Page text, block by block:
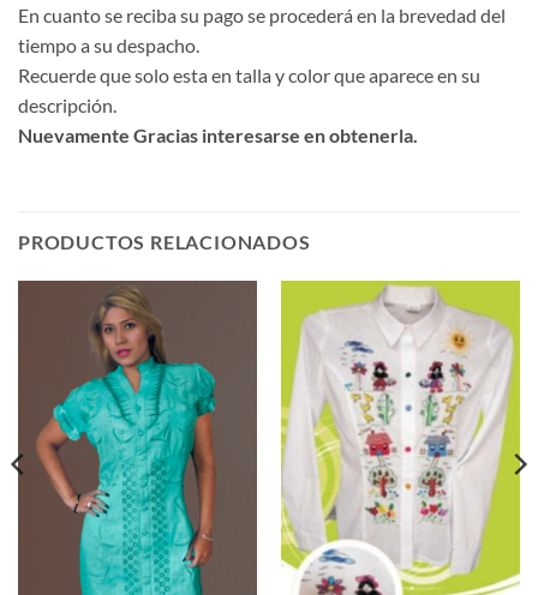
En cuanto se reciba su pago se procederá en la brevedad del
tiempo a su despacho.
Recuerde que solo esta en talla y color que aparece en su
descripción.
Nuevamente Gracias interesarse en obtenerla.
PRODUCTOS RELACIONADOS